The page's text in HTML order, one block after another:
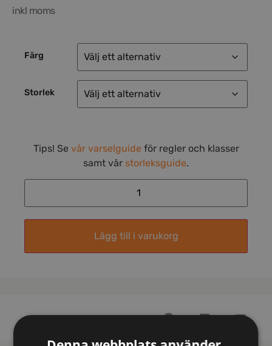
inkl moms
Färg
Storlek
Tips! Se vår varselguide för regler och klasser
samt vår storleksguide.
Lägg till i varukorg